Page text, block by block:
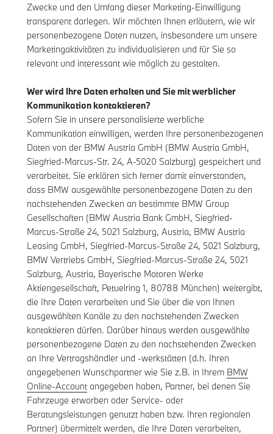
Zwecke und den Umfang dieser Marketing-Einwilligung
transparent darlegen. Wir möchten Ihnen erläutern, wie wir
personenbezogene Daten nutzen, insbesondere um unsere
Marketingaktivitäten zu individualisieren und für Sie so
relevant und interessant wie möglich zu gestalten.
Wer wird Ihre Daten erhalten und Sie mit werblicher
Kommunikation kontaktieren?
Sofern Sie in unsere personalisierte werbliche
Kommunikation einwilligen, werden Ihre personenbezogenen
Daten von der BMW Austria GmbH (BMW Austria GmbH,
Siegfried-Marcus-Str. 24, A-5020 Salzburg) gespeichert und
verarbeitet. Sie erklären sich ferner damit einverstanden,
dass BMW ausgewählte personenbezogene Daten zu den
nachstehenden Zwecken an bestimmte BMW Group
Gesellschaften (BMW Austria Bank GmbH, Siegfried-
Marcus-Straße 24, 5021 Salzburg, Austria, BMW Austria
Leasing GmbH, Siegfried-Marcus-Straße 24, 5021 Salzburg,
BMW Vertriebs GmbH, Siegfried-Marcus-Straße 24, 5021
Salzburg, Austria, Bayerische Motoren Werke
Aktiengesellschaft, Petuelring 1, 80788 München) weitergibt,
die Ihre Daten verarbeiten und Sie über die von Ihnen
ausgewählten Kanäle zu den nachstehenden Zwecken
kontaktieren dürfen. Darüber hinaus werden ausgewählte
personenbezogene Daten zu den nachstehenden Zwecken
an Ihre Vertragshändler und -werkstätten (d.h. Ihren
angegebenen Wunschpartner wie Sie z.B. in Ihrem BMW
Online-Accountangegeben haben, Partner, bei denen Sie
Fahrzeuge erworben oder Service- oder
Beratungsleistungen genutzt haben bzw. Ihren regionalen
Partner) übermittelt werden, die Ihre Daten verarbeiten,